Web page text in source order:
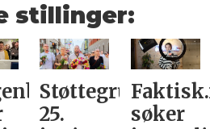
stillinger:
Støttegruppa
25.
søker